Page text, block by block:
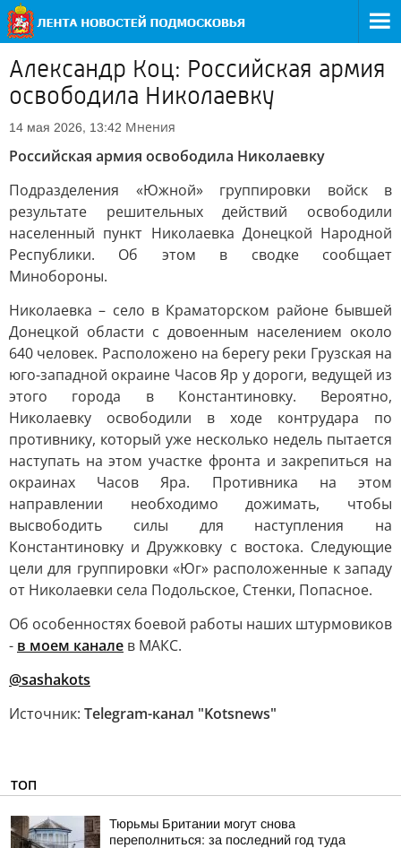
Александр Коц: Российская армия
освободила Николаевку
14 мая 2026, 13:42 Мнения
Российская армия освободила Николаевку
Подразделения «Южной» группировки войск в
результате решительных действий освободили
населенный пункт Николаевка Донецкой Народной
Республики. Об этом в сводке сообщает
Минобороны.
Николаевка – село в Краматорском районе бывшей
Донецкой области с довоенным населением около
640 человек. Расположено на берегу реки Грузская на
юго-западной окраине Часов Яр у дороги, ведущей из
этого города в Константиновку. Вероятно,
Николаевку освободили в ходе контрудара по
противнику, который уже несколько недель пытается
наступать на этом участке фронта и закрепиться на
окраинах Часов Яра. Противника на этом
направлении необходимо дожимать, чтобы
высвободить силы для наступления на
Константиновку и Дружковку с востока. Следующие
цели для группировки «Юг» расположенные к западу
от Николаевки села Подольское, Стенки, Попасное.
Об особенностях боевой работы наших штурмовиков
- в моем канале в МАКС.
@sashakots
Источник: Telegram-канал "Kotsnews"
ТОП
Тюрьмы Британии могут снова
переполниться: за последний год туда